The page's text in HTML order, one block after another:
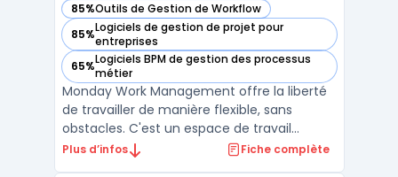
85%Outils de Gestion de Workflow
— voir monday work management dans cette catégorie
85%Logiciels de gestion de projet pour
entreprises
— voir monday work management dans cette catégorie
65%Logiciels BPM de gestion des processus
métier
— voir monday work management dans cette catégorie
Monday Work Management offre la liberté
de travailler de manière flexible, sans
obstacles. C'est un espace de travail
partagé conçu pour favoriser la
Plus d’infos Fiche complète